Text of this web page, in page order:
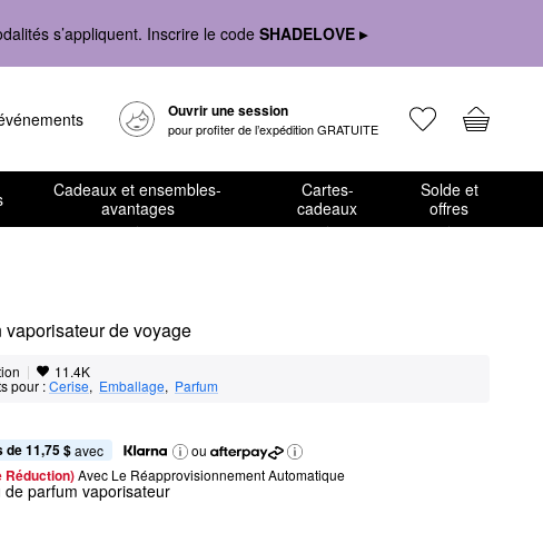
s’appliquent. Inscrire le code SHADELOVE ▸
Ouvrir une session
pour profiter de l’expédition GRATUITE
Cadeaux et ensembles-
avantages
Cartes-
cadeaux
Solde et
offres
de voyage
| 11.4K
pour :Cerise, Emballage, Parfum
11,75 $ avec
ou
Réduction) Avec Le Réapprovisionnement Automatique
parfum vaporisateur